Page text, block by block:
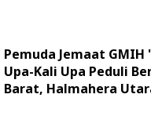
Pemuda Jemaat GMIH
Upa-Kali Upa Peduli
Barat, Halmahera